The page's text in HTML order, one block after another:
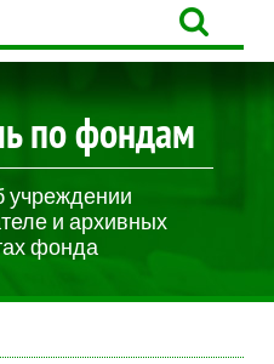
по фондам
учреждении
и архивных
фонда